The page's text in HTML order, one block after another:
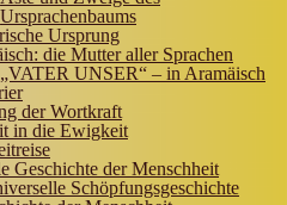
Ursprachenbaums
Ursprung
die Mutter aller Sprachen
„VATER UNSER“ – in Aramäisch
der Wortkraft
in die Ewigkeit
Geschichte der Menschheit
Schöpfungsgeschichte